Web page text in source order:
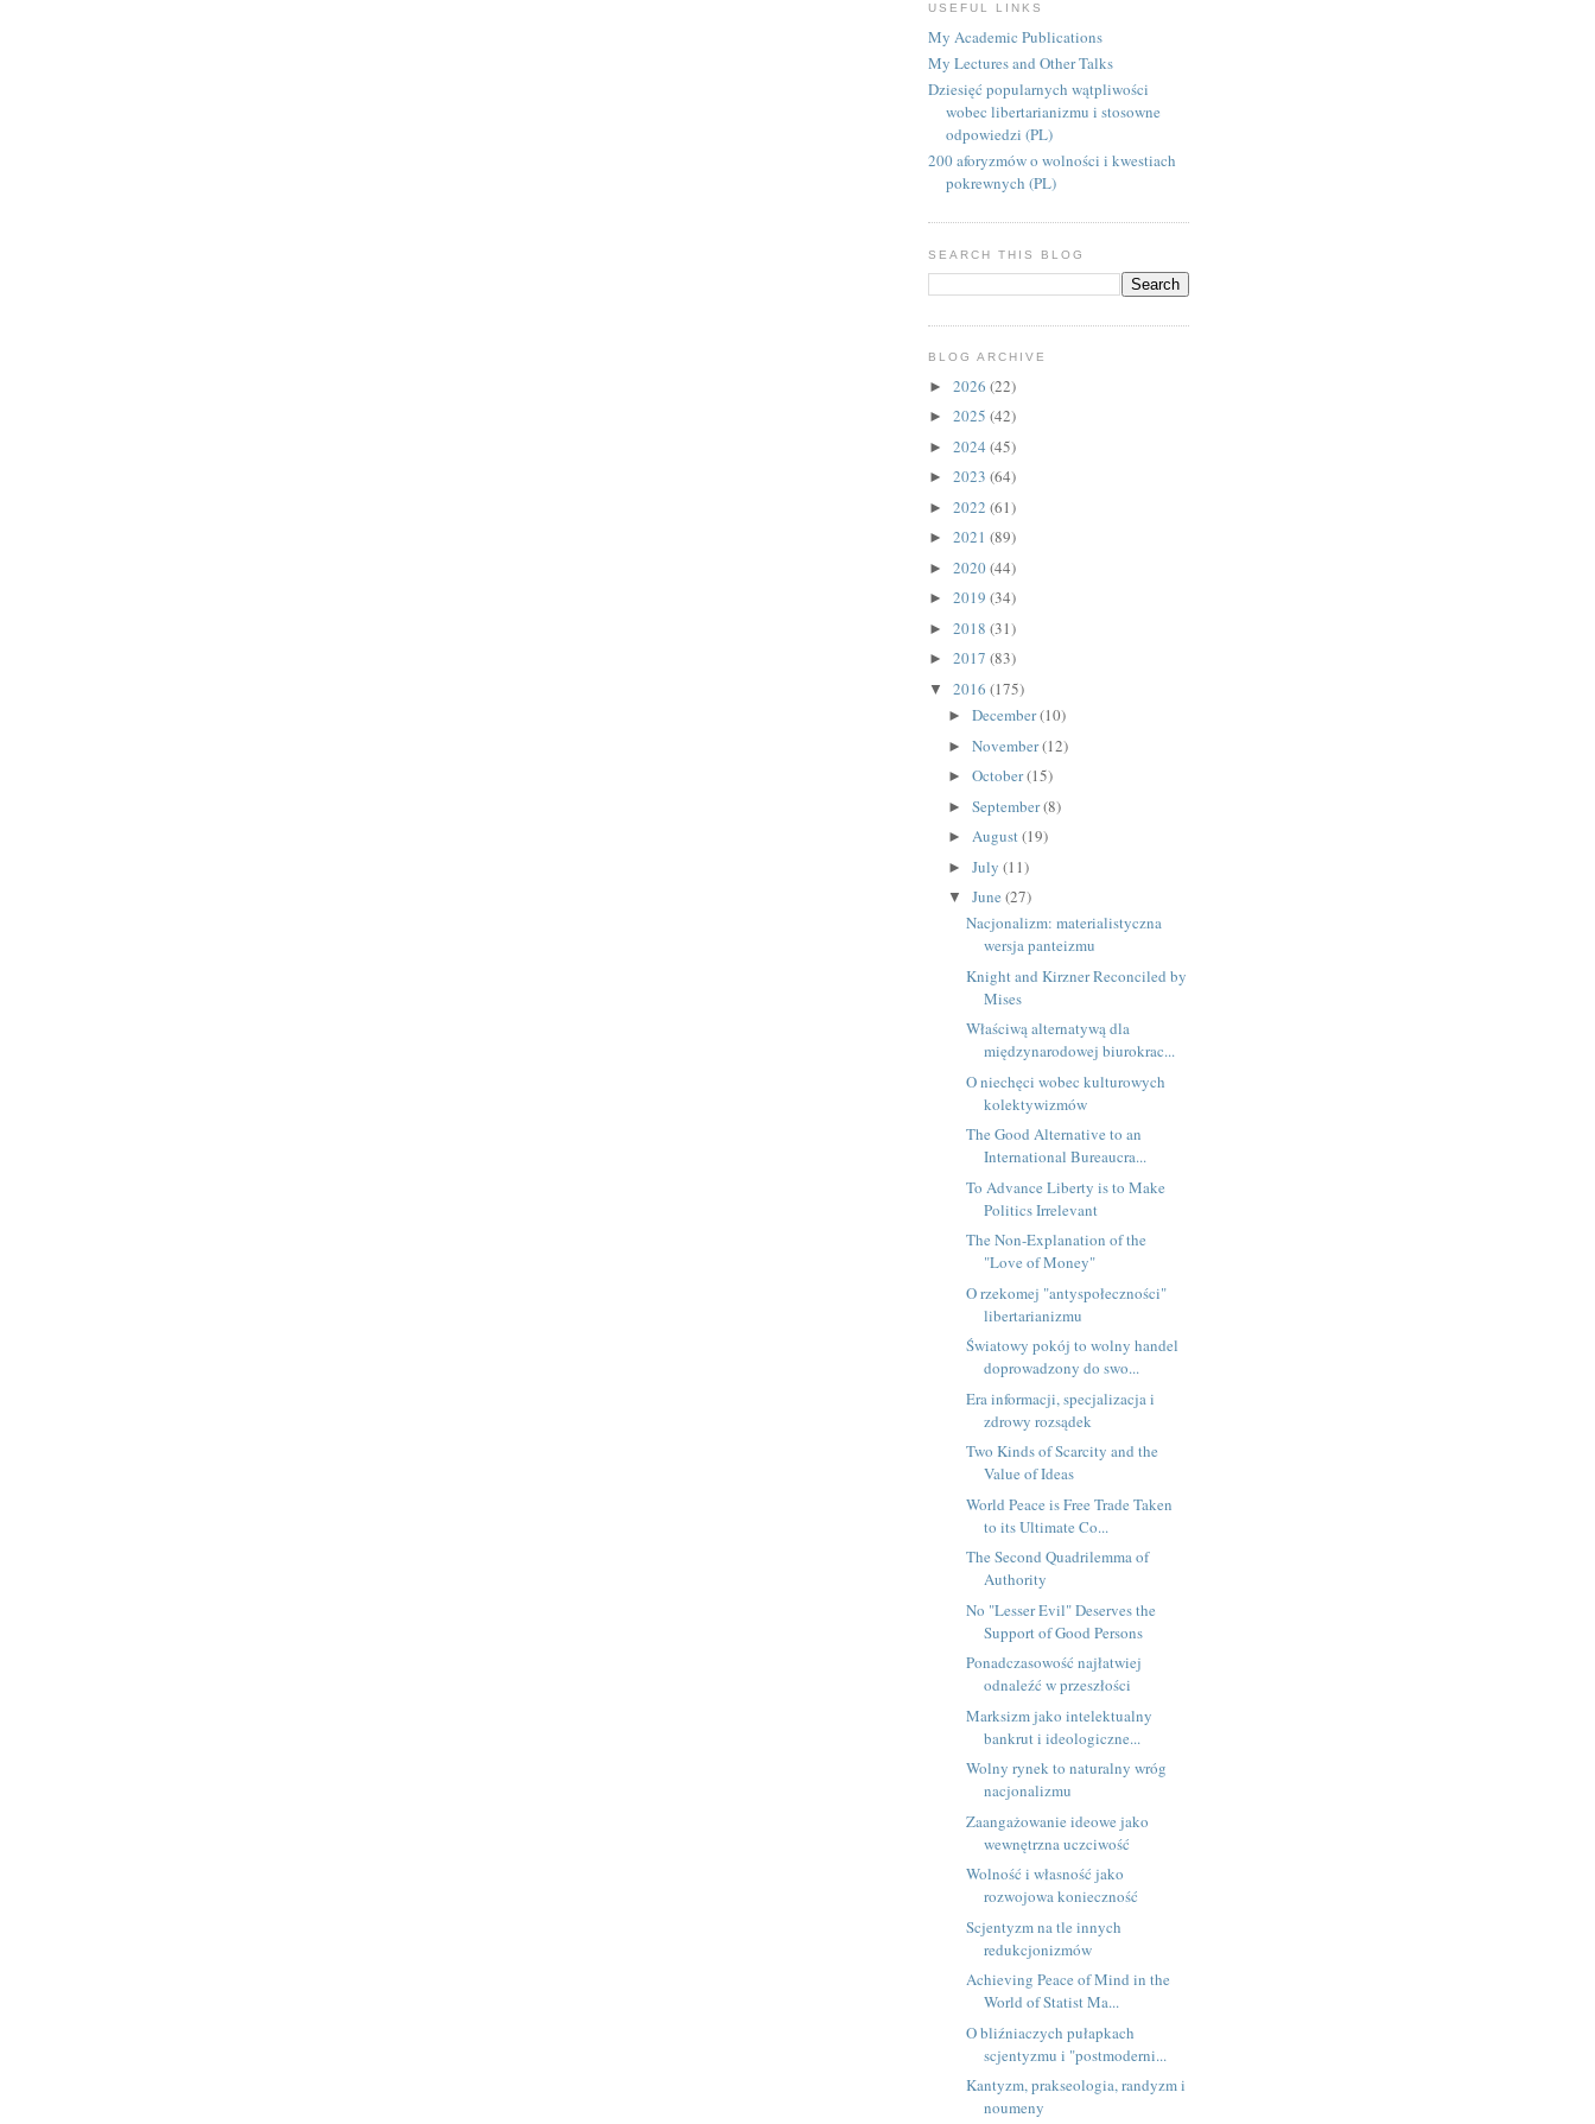
USEFUL LINKS
My Academic Publications
My Lectures and Other Talks
Dziesięć popularnych wątpliwości
wobec libertarianizmu i stosowne
odpowiedzi (PL)
200 aforyzmów o wolności i kwestiach
pokrewnych (PL)
SEARCH THIS BLOG
BLOG ARCHIVE
► 2026 (22)
► 2025 (42)
► 2024 (45)
► 2023 (64)
► 2022 (61)
► 2021 (89)
► 2020(44)
► 2019 (34)
► 2018 (31)
► 2017 (83)
▼ 2016 (175)
► December(10)
► November(12)
► October(15)
► September(8)
► August(19)
► July (11)
▼ June (27)
Nacjonalizm: materialistyczna
wersja panteizmu
Knight and Kirzner Reconciled by
Mises
Właściwą alternatywą dla
międzynarodowej biurokrac...
O niechęci wobec kulturowych
kolektywizmów
The Good Alternative to an
International Bureaucra...
To Advance Liberty is to Make
Politics Irrelevant
The Non-Explanation of the
"Love of Money"
O rzekomej "antyspołeczności"
libertarianizmu
Światowy pokój to wolny handel
doprowadzony do swo...
Era informacji, specjalizacja i
zdrowy rozsądek
Two Kinds of Scarcity and the
Value of Ideas
World Peace is Free Trade Taken
to its Ultimate Co...
The Second Quadrilemma of
Authority
No "Lesser Evil" Deserves the
Support of Good Persons
Ponadczasowość najłatwiej
odnaleźć w przeszłości
Marksizm jako intelektualny
bankrut i ideologiczne...
Wolny rynek to naturalny wróg
nacjonalizmu
Zaangażowanie ideowe jako
wewnętrzna uczciwość
Wolność i własność jako
rozwojowa konieczność
Scjentyzm na tle innych
redukcjonizmów
Achieving Peace of Mind in the
World of Statist Ma...
O bliźniaczych pułapkach
scjentyzmu i "postmoderni...
Kantyzm, prakseologia, randyzm i
noumeny